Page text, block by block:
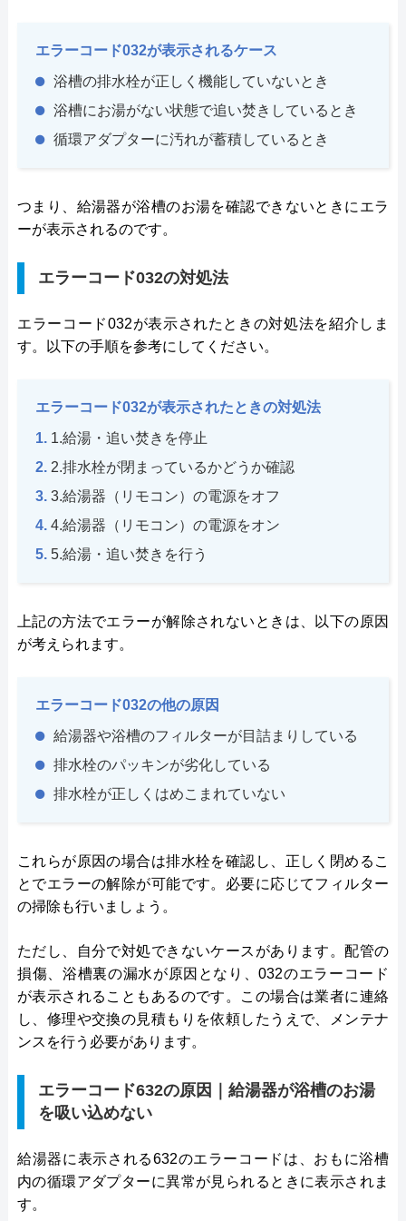
エラーコード032が表示されるケース
浴槽の排水栓が正しく機能していないとき
浴槽にお湯がない状態で追い焚きしているとき
循環アダプターに汚れが蓄積しているとき
つまり、給湯器が浴槽のお湯を確認できないときにエラ
ーが表示されるのです。
エラーコード032の対処法
エラーコード032が表示されたときの対処法を紹介しま
す。以下の手順を参考にしてください。
エラーコード032が表示されたときの対処法
1.給湯・追い焚きを停止
2.排水栓が閉まっているかどうか確認
3.給湯器（リモコン）の電源をオフ
4.給湯器（リモコン）の電源をオン
5.給湯・追い焚きを行う
上記の方法でエラーが解除されないときは、以下の原因
が考えられます。
エラーコード032の他の原因
給湯器や浴槽のフィルターが目詰まりしている
排水栓のパッキンが劣化している
排水栓が正しくはめこまれていない
これらが原因の場合は排水栓を確認し、正しく閉めるこ
とでエラーの解除が可能です。必要に応じてフィルター
の掃除も行いましょう。
ただし、自分で対処できないケースがあります。配管の
損傷、浴槽裏の漏水が原因となり、032のエラーコード
が表示されることもあるのです。この場合は業者に連絡
し、修理や交換の見積もりを依頼したうえで、メンテナ
ンスを行う必要があります。
エラーコード632の原因｜給湯器が浴槽のお湯
を吸い込めない
給湯器に表示される632のエラーコードは、おもに浴槽
内の循環アダプターに異常が見られるときに表示されま
す。